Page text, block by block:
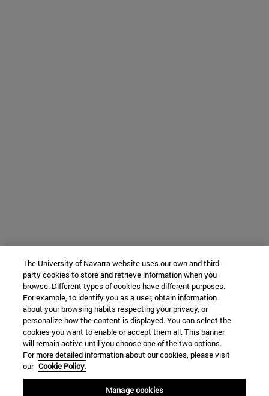
The University of Navarra website uses our own and third-
party cookies to store and retrieve information when you
browse. Different types of cookies have different purposes.
For example, to identify you as a user, obtain information
about your browsing habits respecting your privacy, or
personalize how the content is displayed. You can select the
cookies you want to enable or accept them all. This banner
will remain active until you choose one of the two options.
For more detailed information about our cookies, please visit
our Cookie Policy.
Manage cookies